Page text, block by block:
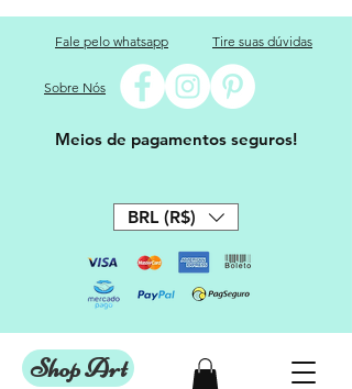
Fale pelo whatsapp Tire suas dúvidas
Sobre Nós
Meios de pagamentos seguros!
BRL (R$)
Shop Art